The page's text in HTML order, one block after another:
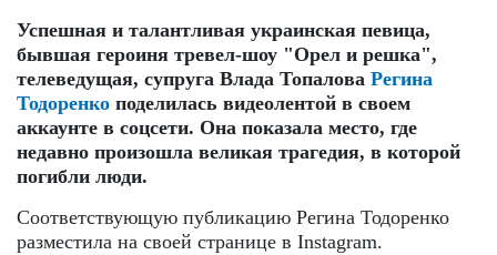
Успешная и талантливая украинская певица,
бывшая героиня тревел-шоу "Орел и решка",
телеведущая, супруга Влада Топалова Регина
Тодоренко поделилась видеолентой в своем
аккаунте в соцсети. Она показала место, где
недавно произошла великая трагедия, в которой
погибли люди.
Соответствующую публикацию Регина Тодоренко
разместила на своей странице в Instagram.